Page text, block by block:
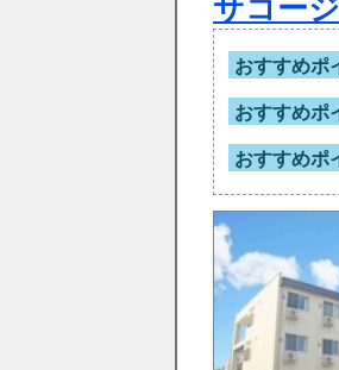
サコー
おすすめポ
おすすめポ
おすすめポ